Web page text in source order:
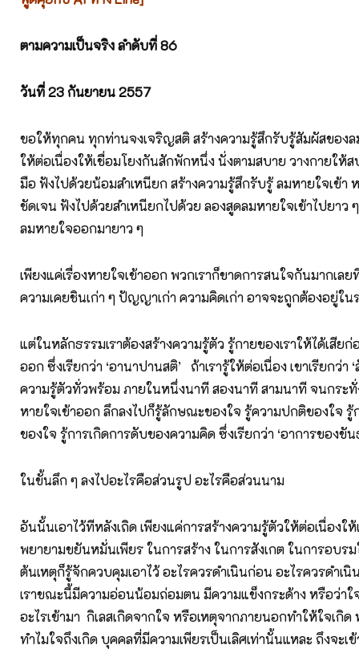
ตามความเป็นจริง ลำดับที่ 86
วันที่ 23กันยายน 2557
ขอให้ทุกคน ทุกท่านจงเจริญสติ สร้างความรู้สึกรับรู้สัมผัสของล
ให้ต่อเนื่องให้เชื่อมโยงกันสักพักหนึ่ง นั่งตามสบาย วางกายให้
มือ ฟังไปด้วยน้อมสำเหนียก สร้างความรู้สึกรับรู้ ลมหายใจเข้า
ชัดเจน ฟังไปด้วยสำเหนียกไปด้วย ลองสูดลมหายใจเข้าไปยาว
ลมหายใจออกมายาว ๆ
เพียงแค่เรื่องหายใจเข้าออก พวกเราก็ขาดการสนใจกันมากเลย
ความเคยชินเก่า ๆ ปัญญาเก่า ความคิดเก่า อาจจะถูกต้องอยู่ใ
แต่ในหลักธรรมเราต้องสร้างความรู้ตัว รู้กายของเราให้ได้เสีย
ออก ซึ่งเรียกว่า ‘อานาปานสติ’ ถ้าเรารู้ให้ต่อเนื่อง เขาเรียกว่า
ความรู้ตัวทั่วพร้อม ภายในหนึ่งนาที สองนาที สามนาที จนกระ
หายใจเข้าออก ลึกลงไปก็รู้ลักษณะของใจ รู้ความปกติของใจ รู้
ของใจ รู้การเกิดการดับของความคิด ซึ่งเรียกว่า ‘อาการของขัน
ในขั้นลึก ๆ ลงไปอะไรคือส่วนรูป อะไรคือส่วนนาม
อันนั้นเอาไว้ทีหลังเถิด เพียงแค่การสร้างความรู้ตัวให้ต่อเนื่องใ
พยายามขยันหมั่นเพียร ในการสร้าง ในการสังเกต ในการอบรม
ต้นเหตุก็รู้จักควบคุมเอาไว้ อะไรควรดำเนินก่อน อะไรควรดำเนิ
เราขณะนี้มีความอ่อนน้อมถ่อมตน มีความแข็งกระด้าง หรือว่าใจ
อะไรเข้ามา กิเลสเกิดจากใจ หรือเหตุจากภายนอกทำให้ใจเกิด
ทำไมใจถึงเกิด บุคคลที่มีความเพียรเป็นเลิศเท่านั้นแหละ ถึงจะเ